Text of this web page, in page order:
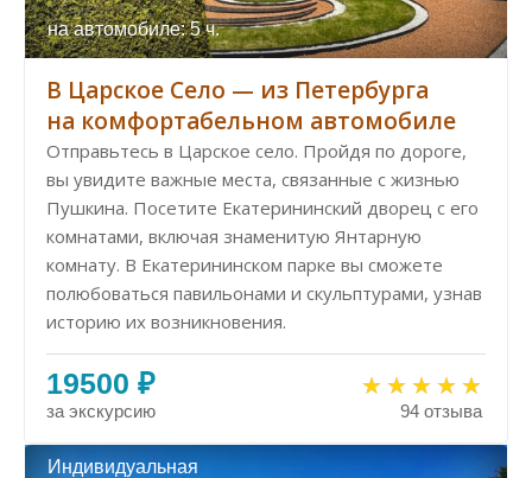
на автомобиле: 5 ч.
В Царское Село — из Петербурга
на комфортабельном автомобиле
Отправьтесь в Царское село. Пройдя по дороге,
вы увидите важные места, связанные с жизнью
Пушкина. Посетите Екатерининский дворец с его
комнатами, включая знаменитую Янтарную
комнату. В Екатерининском парке вы сможете
полюбоваться павильонами и скульптурами, узнав
историю их возникновения.
19500 ₽
за экскурсию 94 отзыва
Индивидуальная